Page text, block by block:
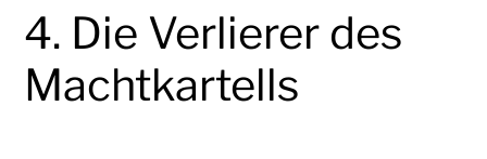
4. Die Verlierer des
Machtkartells